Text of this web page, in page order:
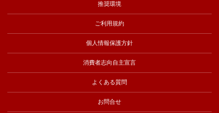
推奨環境
ご利用規約
個人情報保護方針
消費者志向自主宣言
よくある質問
お問合せ